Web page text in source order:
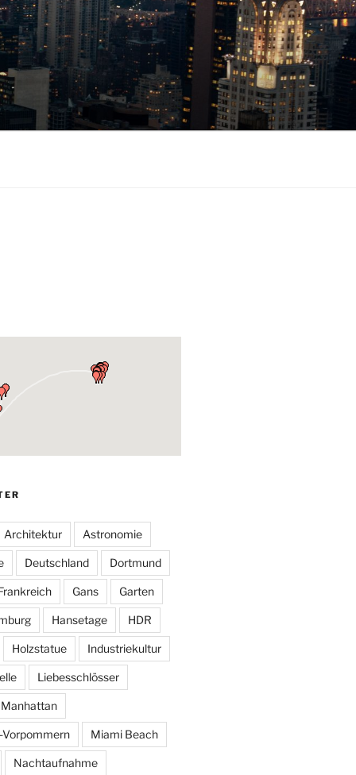
Architektur Astronomie
Deutschland Dortmund
Gans Garten
Hansetage HDR
Holzstatue Industriekultur
Liebesschlösser
Manhattan
Miami Beach
Nachtaufnahme